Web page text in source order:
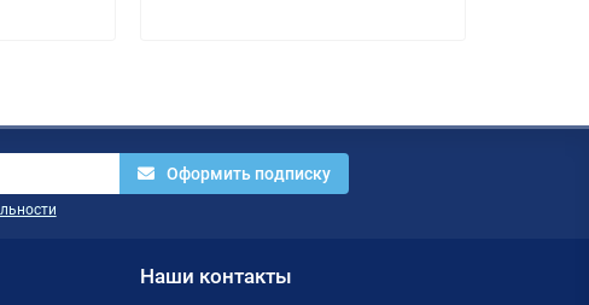
Оформить подписку
Наши контакты